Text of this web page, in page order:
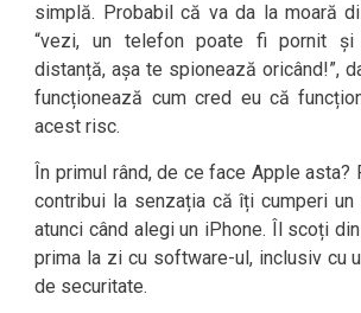
simplă. Probabil că va da la moară
“vezi, un telefon poate fi pornit
distanță, așa te spionează oricând!”,
funcționează cum cred eu că
acest risc.
În primul rând, de ce face Apple asta?
contribui la senzația că îți cumperi un
atunci când alegi un iPhone. Îl scoți
prima la zi cu software-ul, inclusiv cu
de securitate.